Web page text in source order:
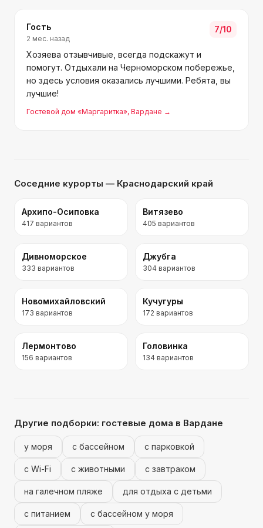
Гость
2 мес. назад
7/10
Хозяева отзывчивые, всегда подскажут и
помогут. Отдыхали на Черноморском побережье,
но здесь условия оказались лучшими. Ребята, вы
лучшие!
Гостевой дом «Маргаритка», Вардане →
Соседние курорты — Краснодарский край
Архипо-Осиповка
417 вариантов
Витязево
405 вариантов
Дивноморское
333 вариантов
Джубга
304 вариантов
Новомихайловский
173 вариантов
Кучугуры
172 вариантов
Лермонтово
156 вариантов
Головинка
134 вариантов
Другие подборки: гостевые дома в Вардане
у моря с бассейном с парковкой
с Wi-Fi с животными с завтраком
на галечном пляже для отдыха с детьми
с питанием с бассейном у моря